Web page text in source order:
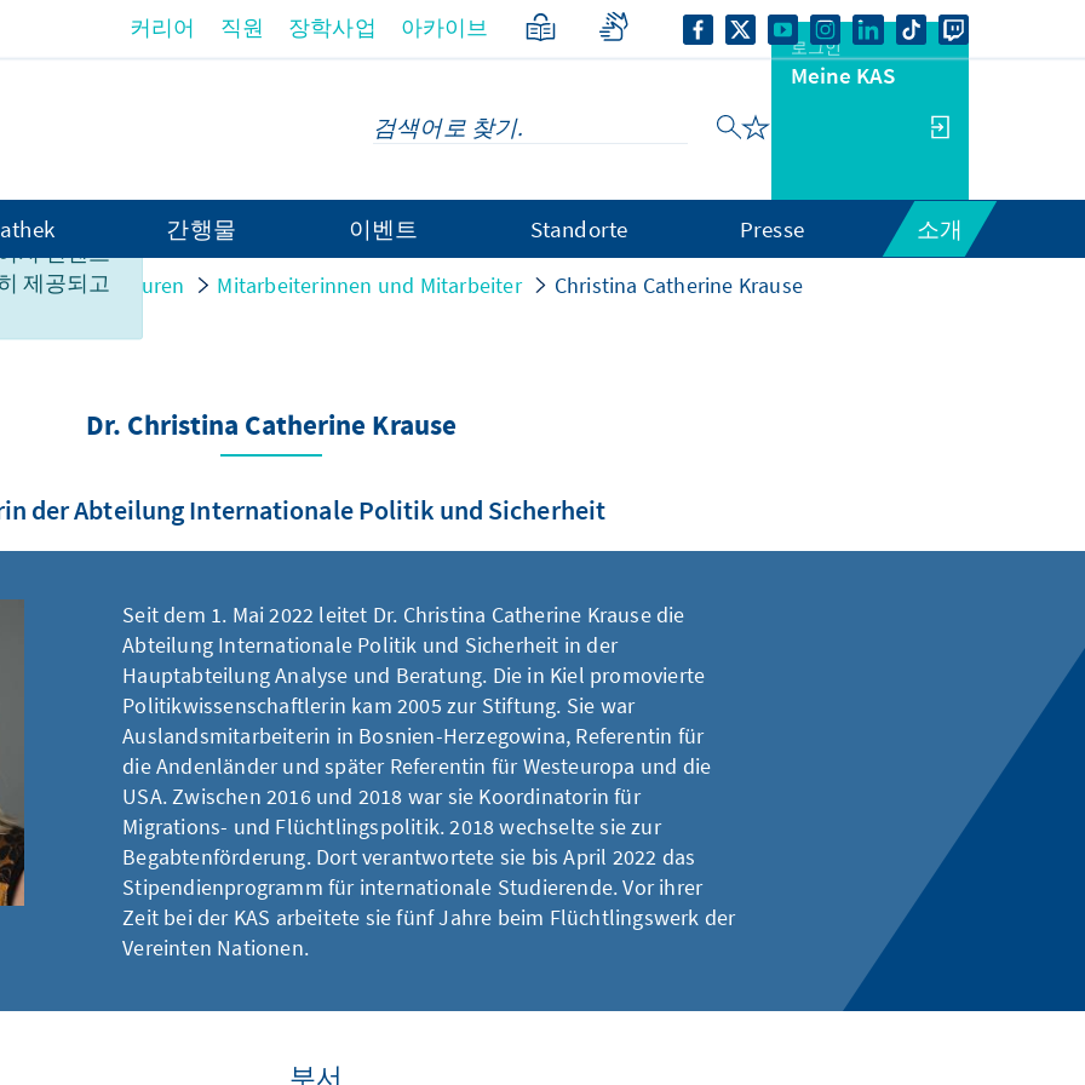
지 컨텐츠
제공되고
커리어 직원 장학사업 아카이브
로그인
Meine KAS
간행물 이벤트 Standorte Presse 소개
und Strukturen Mitarbeiterinnen und Mitarbeiter Christina Catherine Krause
Dr. Christina Catherine Krause
der Abteilung Internationale Politik und Sicherheit
Seit dem 1. Mai 2022 leitet Dr. Christina Catherine Krause die
Abteilung Internationale Politik und Sicherheit in der
Hauptabteilung Analyse und Beratung. Die in Kiel promovierte
Politikwissenschaftlerin kam 2005 zur Stiftung. Sie war
Auslandsmitarbeiterin in Bosnien-Herzegowina, Referentin für
die Andenländer und später Referentin für Westeuropa und die
USA. Zwischen 2016 und 2018 war sie Koordinatorin für
Migrations- und Flüchtlingspolitik. 2018 wechselte sie zur
Begabtenförderung. Dort verantwortete sie bis April 2022 das
Stipendienprogramm für internationale Studierende. Vor ihrer
Zeit bei der KAS arbeitete sie fünf Jahre beim Flüchtlingswerk der
Vereinten Nationen.
부서